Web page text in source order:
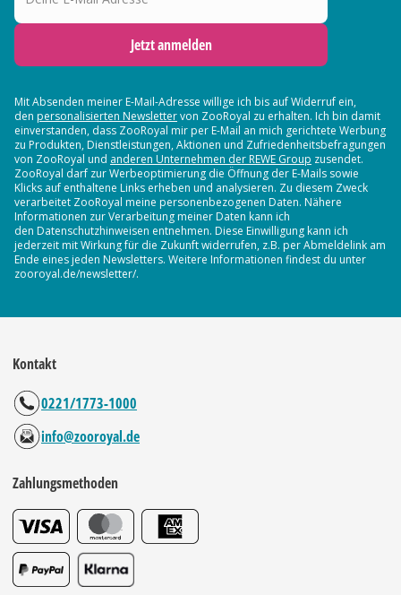
Jetzt anmelden
Mit Absenden meiner E-Mail-Adresse willige ich bis auf Widerruf ein,
den personalisierten Newslettervon ZooRoyal zu erhalten. Ich bin damit
einverstanden, dass ZooRoyal mir per E-Mail an mich gerichtete Werbung
zu Produkten, Dienstleistungen, Aktionen und Zufriedenheitsbefragungen
von ZooRoyal und anderen Unternehmen der REWE Group zusendet.
ZooRoyal darf zur Werbeoptimierung die Öffnung der E-Mails sowie
Klicks auf enthaltene Links erheben und analysieren. Zu diesem Zweck
verarbeitet ZooRoyal meine personenbezogenen Daten. Nähere
Informationen zur Verarbeitung meiner Daten kann ich
den Datenschutzhinweisen entnehmen. Diese Einwilligung kann ich
jederzeit mit Wirkung für die Zukunft widerrufen, z.B. per Abmeldelink am
Ende eines jeden Newsletters. Weitere Informationen findest du unter
zooroyal.de/newsletter/.
Kontakt
0221/1773-1000
info@zooroyal.de
Zahlungsmethoden